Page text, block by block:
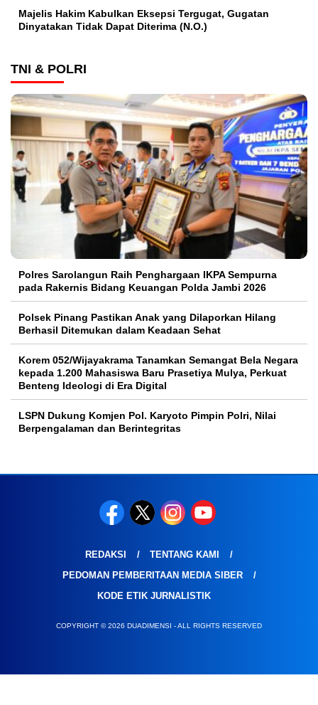
Majelis Hakim Kabulkan Eksepsi Tergugat, Gugatan
Dinyatakan Tidak Dapat Diterima (N.O.)
TNI & POLRI
Polres Sarolangun Raih Penghargaan IKPA Sempurna
pada Rakernis Bidang Keuangan Polda Jambi 2026
Polsek Pinang Pastikan Anak yang Dilaporkan Hilang
Berhasil Ditemukan dalam Keadaan Sehat
Korem 052/Wijayakrama Tanamkan Semangat Bela Negara
kepada 1.200 Mahasiswa Baru Prasetiya Mulya, Perkuat
Benteng Ideologi di Era Digital
LSPN Dukung Komjen Pol. Karyoto Pimpin Polri, Nilai
Berpengalaman dan Berintegritas
REDAKSI
TENTANG KAMI
PEDOMAN PEMBERITAAN MEDIA SIBER
KODE ETIK JURNALISTIK
COPYRIGHT © 2026 DUADIMENSI - ALL RIGHTS RESERVED